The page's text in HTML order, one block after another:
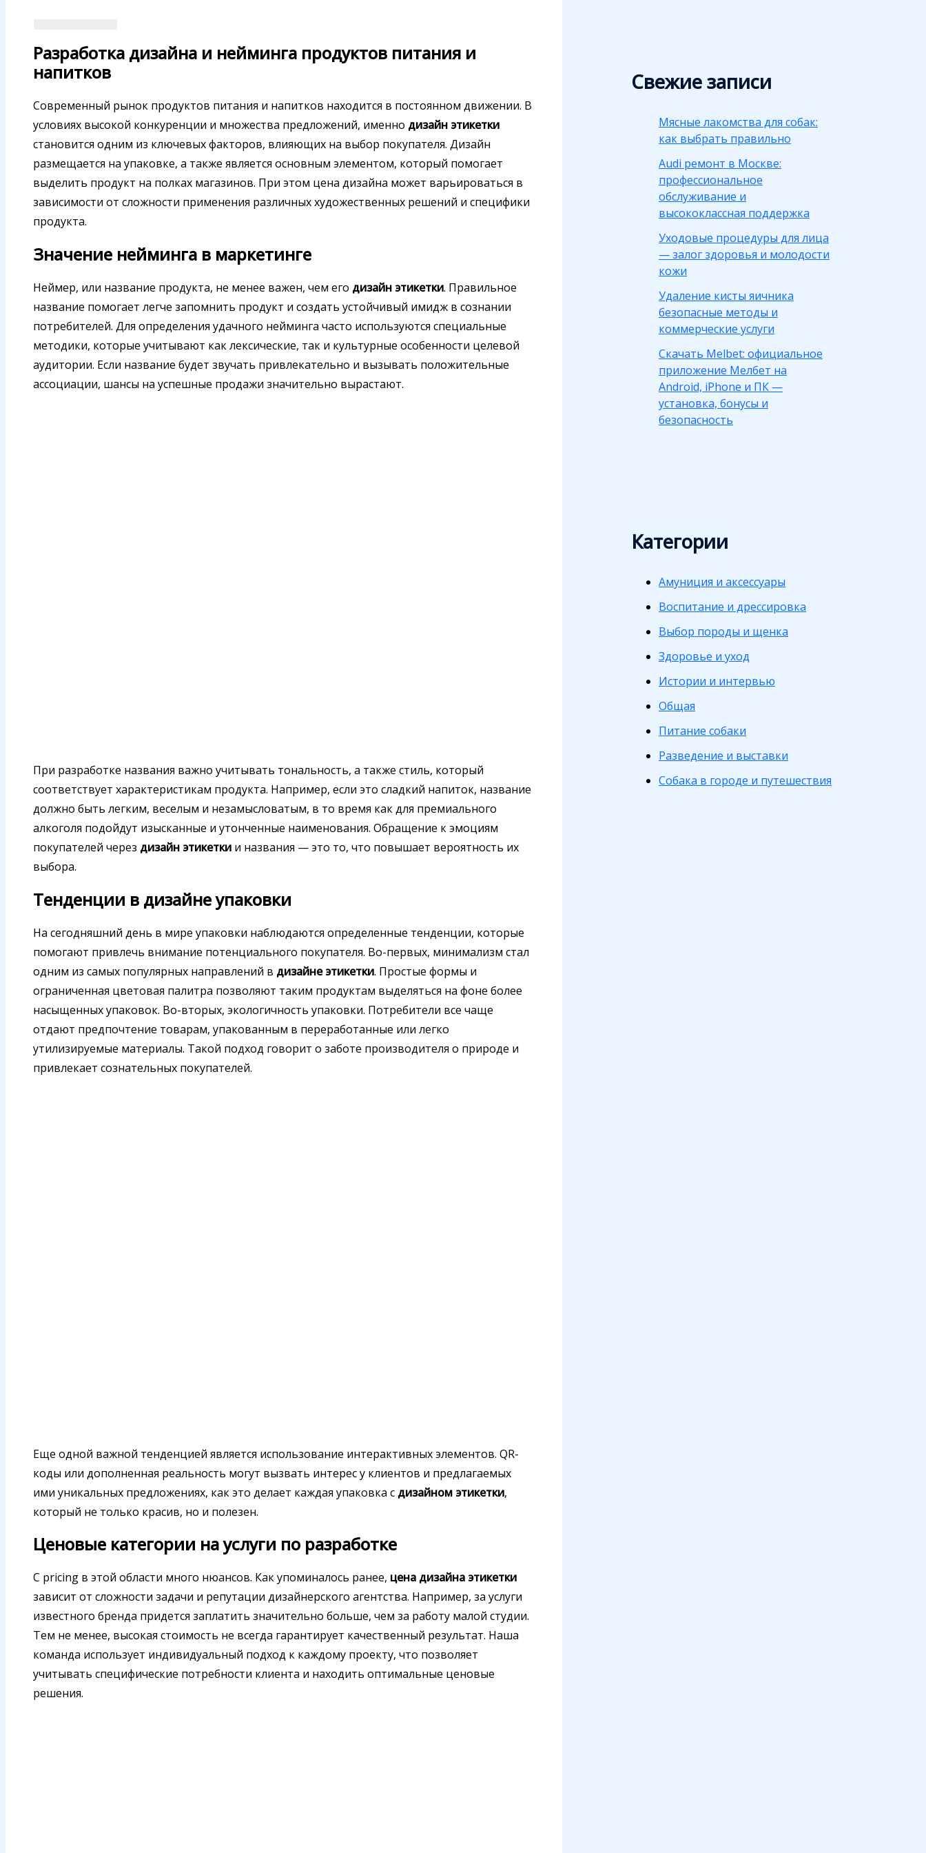
Разработка дизайна и нейминга продуктов питания и
напитков
Современный рынок продуктов питания и напитков находится в постоянном движении. В
условиях высокой конкуренции и множества предложений, именно дизайн этикетки
становится одним из ключевых факторов, влияющих на выбор покупателя. Дизайн
размещается на упаковке, а также является основным элементом, который помогает
выделить продукт на полках магазинов. При этом цена дизайна может варьироваться в
зависимости от сложности применения различных художественных решений и специфики
продукта.
Значение нейминга в маркетинге
Неймер, или название продукта, не менее важен, чем его дизайн этикетки. Правильное
название помогает легче запомнить продукт и создать устойчивый имидж в сознании
потребителей. Для определения удачного нейминга часто используются специальные
методики, которые учитывают как лексические, так и культурные особенности целевой
аудитории. Если название будет звучать привлекательно и вызывать положительные
ассоциации, шансы на успешные продажи значительно вырастают.
При разработке названия важно учитывать тональность, а также стиль, который
соответствует характеристикам продукта. Например, если это сладкий напиток, название
должно быть легким, веселым и незамысловатым, в то время как для премиального
алкоголя подойдут изысканные и утонченные наименования. Обращение к эмоциям
покупателей через дизайн этикетки и названия — это то, что повышает вероятность их
выбора.
Тенденции в дизайне упаковки
На сегодняшний день в мире упаковки наблюдаются определенные тенденции, которые
помогают привлечь внимание потенциального покупателя. Во-первых, минимализм стал
одним из самых популярных направлений в дизайне этикетки. Простые формы и
ограниченная цветовая палитра позволяют таким продуктам выделяться на фоне более
насыщенных упаковок. Во-вторых, экологичность упаковки. Потребители все чаще
отдают предпочтение товарам, упакованным в переработанные или легко
утилизируемые материалы. Такой подход говорит о заботе производителя о природе и
привлекает сознательных покупателей.
Еще одной важной тенденцией является использование интерактивных элементов. QR-
коды или дополненная реальность могут вызвать интерес у клиентов и предлагаемых
ими уникальных предложениях, как это делает каждая упаковка с дизайном этикетки,
который не только красив, но и полезен.
Ценовые категории на услуги по разработке
С pricing в этой области много нюансов. Как упоминалось ранее, цена дизайна этикетки
зависит от сложности задачи и репутации дизайнерского агентства. Например, за услуги
известного бренда придется заплатить значительно больше, чем за работу малой студии.
Тем не менее, высокая стоимость не всегда гарантирует качественный результат. Наша
команда использует индивидуальный подход к каждому проекту, что позволяет
учитывать специфические потребности клиента и находить оптимальные ценовые
решения.
Свежие записи
Мясные лакомства для собак:
как выбрать правильно
Audi ремонт в Москве:
профессиональное
обслуживание и
высококлассная поддержка
Уходовые процедуры для лица
— залог здоровья и молодости
кожи
Удаление кисты яичника
безопасные методы и
коммерческие услуги
Скачать Melbet: официальное
приложение Мелбет на
Android, iPhone и ПК —
установка, бонусы и
безопасность
Категории
Амуниция и аксессуары
Воспитание и дрессировка
Выбор породы и щенка
Здоровье и уход
Истории и интервью
Общая
Питание собаки
Разведение и выставки
Собака в городе и путешествия